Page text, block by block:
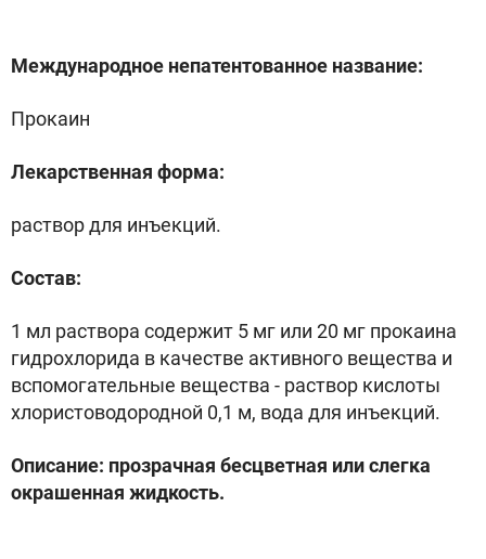
Международное непатентованное название:
Прокаин
Лекарственная форма:
раствор для инъекций.
Состав:
1 мл раствора содержит 5 мг или 20 мг прокаина
гидрохлорида в качестве активного вещества и
вспомогательные вещества - раствор кислоты
хлористоводородной 0,1 м, вода для инъекций.
Описание: прозрачная бесцветная или слегка
окрашенная жидкость.